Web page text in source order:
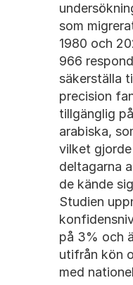
som
1980 och
966
säkerställa
precision
tillgänglig
arabiska,
vilket
deltagarna
de kände
Studien
på 3% och
utifrån kön
med